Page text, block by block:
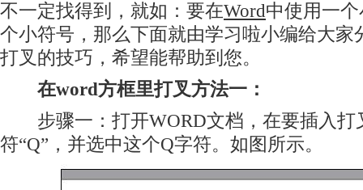
不一定找得到，就如：要在Word中使用一
个小符号，那么下面就由学习啦小编给大家
打叉的技巧，希望能帮助到您。
在word方框里打叉方法一：
步骤一：打开WORD文档，在要插入打
符“Q”，并选中这个Q字符。如图所示。